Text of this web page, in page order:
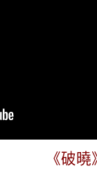
《破曉